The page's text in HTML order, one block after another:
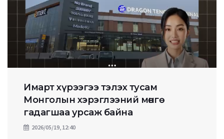
Имарт хүрээгээ тэлэх тусам
Монголын хэрэглээний мөнгө
гадагшаа урсаж байна
2026/05/19, 12:40